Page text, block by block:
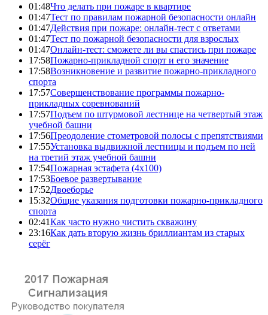
01:48Что делать при пожаре в квартире
01:47Тест по правилам пожарной безопасности онлайн
01:47Действия при пожаре: онлайн-тест с ответами
01:47Тест по пожарной безопасности для взрослых
01:47Онлайн-тест: сможете ли вы спастись при пожаре
17:58Пожарно-прикладной спорт и его значение
17:58Возникновение и развитие пожарно-прикладного
спорта
17:57Совершенствование программы пожарно-
прикладных соревнований
17:57Подъем по штурмовой лестнице на четвертый этаж
учебной башни
17:56Преодоление стометровой полосы с препятствиями
17:55Установка выдвижной лестницы и подъем по ней
на третий этаж учебной башни
17:54Пожарная эстафета (4x100)
17:53Боевое развертывание
17:52Двоеборье
15:32Общие указания подготовки пожарно-прикладного
спорта
02:41Как часто нужно чистить скважину
23:16Как дать вторую жизнь бриллиантам из старых
серёг